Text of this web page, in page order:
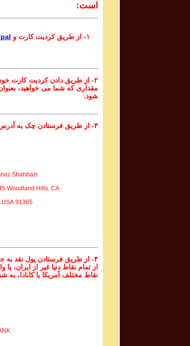
است:
۲- از طریق دادن کردیت کارت
مقداری که شما می خواهید،
شود.
۳- از طریق فرستادن چک به آدرس زیر:
Shahbazi
Woodland Hills, CA
91365 USA.
۴- از طریق فرستادن پول نقد
نقاط مختلف آمریکا یا کانادا، به